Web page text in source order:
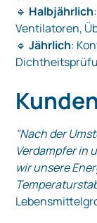
🔹 Halbjährlich
Ventilatoren,
🔹Jährlich:
"Nach der
Verdampfer in
wir unsere